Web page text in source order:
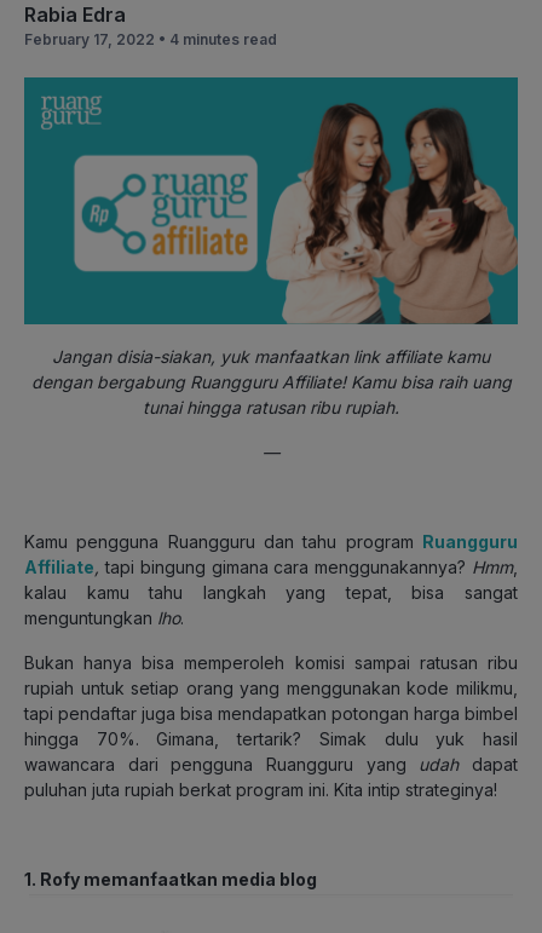
Rabia Edra
February 17, 2022 • 4 minutes read
Jangan disia-siakan, yuk manfaatkan link affiliate kamu
dengan bergabung Ruangguru Affiliate! Kamu bisa raih uang
tunai hingga ratusan ribu rupiah.
—
Kamu pengguna Ruangguru dan tahu program Ruangguru
Affiliate, tapi bingung gimana cara menggunakannya? Hmm,
kalau kamu tahu langkah yang tepat, bisa sangat
menguntungkan lho.
Bukan hanya bisa memperoleh komisi sampai ratusan ribu
rupiah untuk setiap orang yang menggunakan kode milikmu,
tapi pendaftar juga bisa mendapatkan potongan harga bimbel
hingga 70%. Gimana, tertarik? Simak dulu yuk hasil
wawancara dari pengguna Ruangguru yang udahdapat
puluhan juta rupiah berkat program ini. Kita intip strateginya!
1. Rofy memanfaatkan media blog